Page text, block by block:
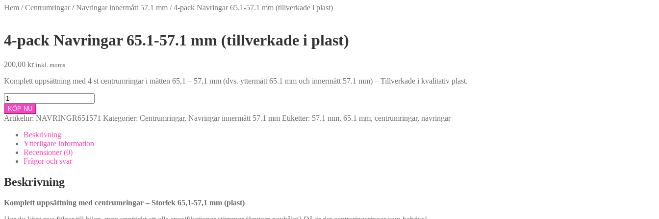
Hem /Centrumringar/Navringar innermått 57.1 mm /4-pack Navringar 65.1-57.1 mm (tillverkade i plast)
4-pack Navringar 65.1-57.1 mm (tillverkade i plast)
200,00 kr inkl. moms
Komplett uppsättning med 4 st centrumringar i måtten 65,1 – 57,1 mm (dvs. yttermått 65.1 mm och innermått 57.1 mm) – Tillverkade i kvalitativ plast.
4-
pack
Navringar
65.1-
57.1
(tillverkade
mängd
KÖP NU
Artikelnr: NAVRINGR651571 Kategorier: Centrumringar, Navringar innermått 57.1 mm Etiketter: 57.1 mm, 65.1 mm, centrumringar, navringar
Beskrivning
Ytterligare information
Recensioner (0)
Frågor och svar
Beskrivning
Komplett uppsättning med centrumringar – Storlek 65,1-57,1 mm (plast)